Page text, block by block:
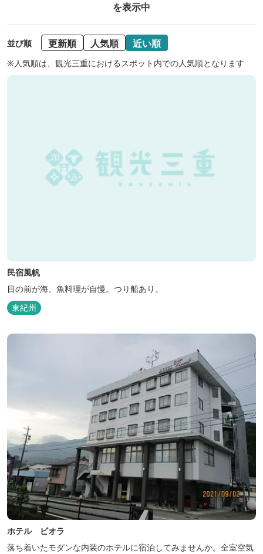
を表示中
並び順 更新順 人気順 近い順
※人気順は、観光三重におけるスポット内での人気順となります
民宿風帆
目の前が海。魚料理が自慢。つり船あり。
東紀州
ホテル ビオラ
落ち着いたモダンな内装のホテルに宿泊してみませんか。全室空気